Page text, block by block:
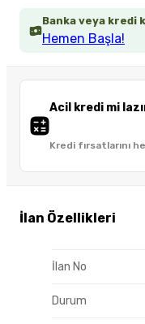
Banka veya kredi
Hemen Başla!
Acil kredi mi
Kredi fırsatlarını
İlan Özellikleri
İlan No
Durum